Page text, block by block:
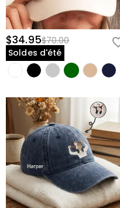
$34.95$70.00
Soldes d'été